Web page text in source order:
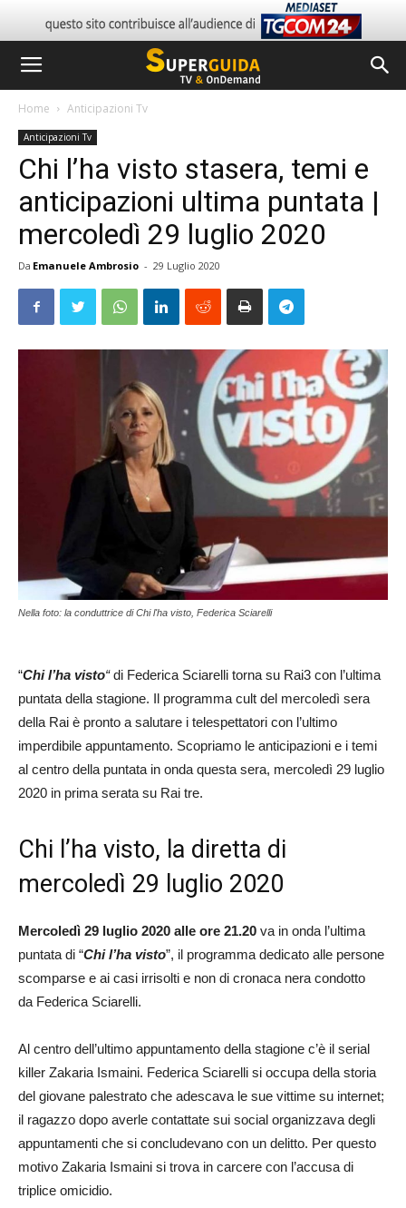
Home Anticipazioni Tv
Anticipazioni Tv
Chi l’ha visto stasera, temi e
anticipazioni ultima puntata |
mercoledì 29 luglio 2020
Da Emanuele Ambrosio - 29 Luglio 2020
Nella foto: la conduttrice di Chi l'ha visto, Federica Sciarelli
“Chi l’ha visto“di Federica Sciarelli torna su Rai3 con l’ultima
puntata della stagione. Il programma cult del mercoledì sera
della Rai è pronto a salutare i telespettatori con l’ultimo
imperdibile appuntamento. Scopriamo le anticipazioni e i temi
al centro della puntata in onda questa sera, mercoledì 29 luglio
2020 in prima serata su Rai tre.
Chi l’ha visto, la diretta di
mercoledì 29 luglio 2020
Mercoledì 29 luglio 2020 alle ore 21.20 va in onda l’ultima
puntata di “Chi l’ha visto”, il programma dedicato alle persone
scomparse e ai casi irrisolti e non di cronaca nera condotto
da Federica Sciarelli.
Al centro dell’ultimo appuntamento della stagione c’è il serial
killer Zakaria Ismaini. Federica Sciarelli si occupa della storia
del giovane palestrato che adescava le sue vittime su internet;
il ragazzo dopo averle contattate sui social organizzava degli
appuntamenti che si concludevano con un delitto. Per questo
motivo Zakaria Ismaini si trova in carcere con l’accusa di
triplice omicidio.